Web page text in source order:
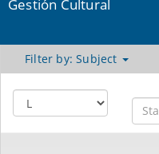
Gestión Cultural
Filter by: Subject